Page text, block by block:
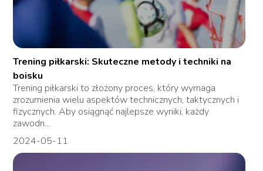
Trening piłkarski: Skuteczne metody i techniki na
boisku
Trening piłkarski to złożony proces, który wymaga
zrozumienia wielu aspektów technicznych, taktycznych i
fizycznych. Aby osiągnąć najlepsze wyniki, każdy
zawodn...
2024-05-11